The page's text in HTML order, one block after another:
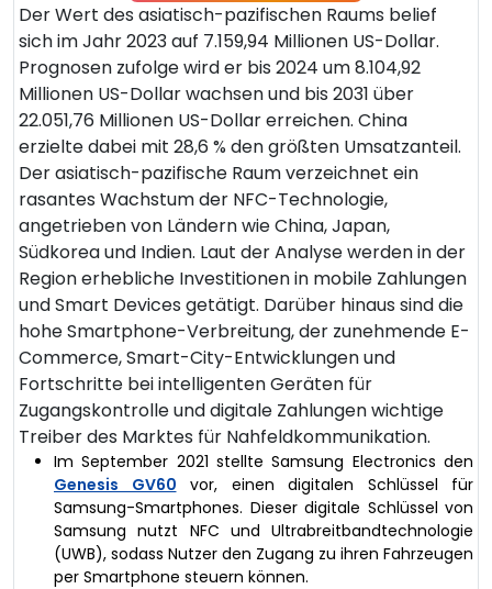
Der Wert des asiatisch-pazifischen Raums belief
sich im Jahr 2023 auf 7.159,94 Millionen US-Dollar.
Prognosen zufolge wird er bis 2024 um 8.104,92
Millionen US-Dollar wachsen und bis 2031 über
22.051,76 Millionen US-Dollar erreichen. China
erzielte dabei mit 28,6 % den größten Umsatzanteil.
Der asiatisch-pazifische Raum verzeichnet ein
rasantes Wachstum der NFC-Technologie,
angetrieben von Ländern wie China, Japan,
Südkorea und Indien. Laut der Analyse werden in der
Region erhebliche Investitionen in mobile Zahlungen
und Smart Devices getätigt. Darüber hinaus sind die
hohe Smartphone-Verbreitung, der zunehmende E-
Commerce, Smart-City-Entwicklungen und
Fortschritte bei intelligenten Geräten für
Zugangskontrolle und digitale Zahlungen wichtige
Treiber des Marktes für Nahfeldkommunikation.
Im September 2021 stellte Samsung Electronics den
Genesis GV60 vor, einen digitalen Schlüssel für
Samsung-Smartphones. Dieser digitale Schlüssel von
Samsung nutzt NFC und Ultrabreitbandtechnologie
(UWB), sodass Nutzer den Zugang zu ihren Fahrzeugen
per Smartphone steuern können.